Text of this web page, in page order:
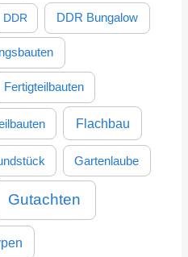
DDR DDR Bungalow
Fertigteilbauten
Flachbau
Gartenlaube
Gutachten